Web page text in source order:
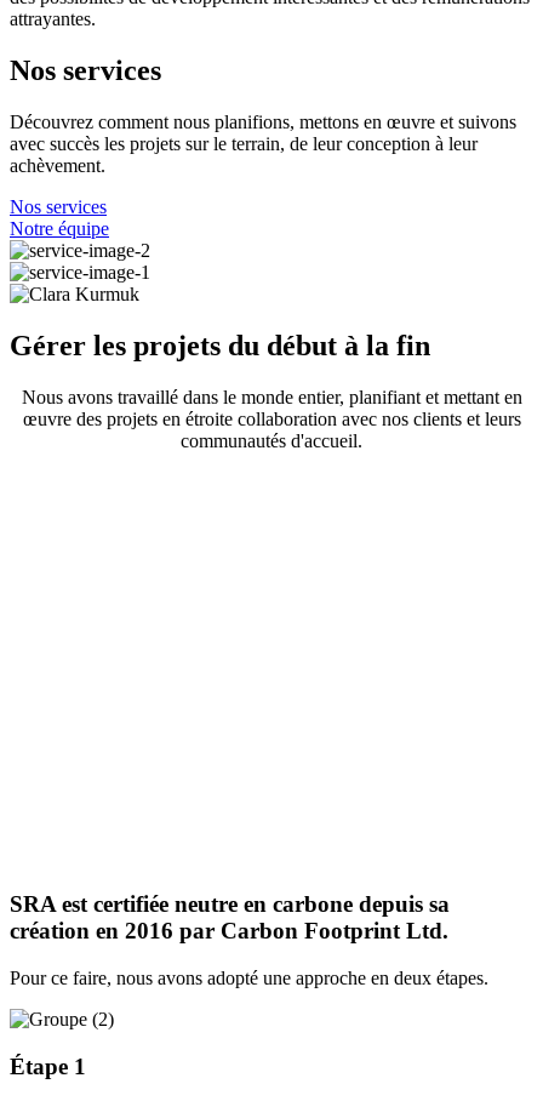
attrayantes.
Nos services
Découvrez comment nous planifions, mettons en œuvre et suivons
avec succès les projets sur le terrain, de leur conception à leur
achèvement.
Nos services
Notre équipe
Gérer les projets du début à la fin
Nous avons travaillé dans le monde entier, planifiant et mettant en
œuvre des projets en étroite collaboration avec nos clients et leurs
communautés d'accueil.
SRA est certifiée neutre en carbone depuis sa
création en 2016 par Carbon Footprint Ltd.
Pour ce faire, nous avons adopté une approche en deux étapes.
Étape 1